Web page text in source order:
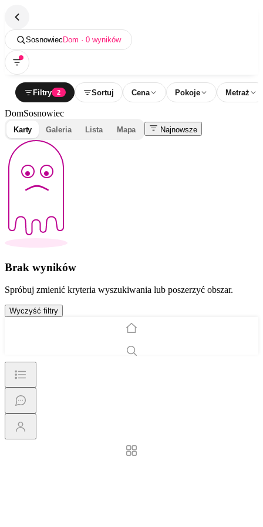
Sosnowiec Dom · 0 wyników
Filtry 2 Sortuj Cena Pokoje Metraż
DomSosnowiec
Karty Galeria Lista Mapa Najnowsze
Brak wyników
Spróbuj zmienić kryteria wyszukiwania lub poszerzyć obszar.
Wyczyść filtry